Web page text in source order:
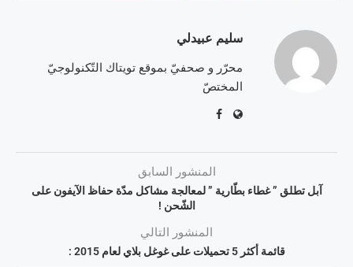
سليم عبيدلي
محرّر و صحفيّ بموقع تويتاك التّكنولوجيّ
المختصّ
المنشور السابق
آبل تطلق ” غطاء بطّارية ” لمعالجة مشاكل مدّة حفاظ الآيفون على
الشّحن !
المنشور التالي
قائمة أكثر 5 تحميلات على غوغل بلاي لعام 2015 :